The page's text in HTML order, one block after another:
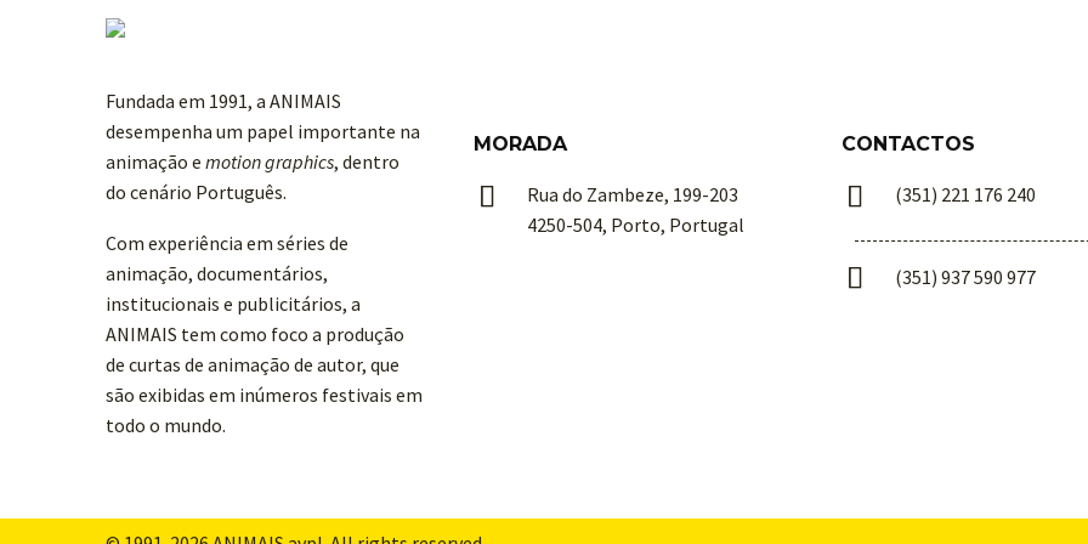
Fundada em 1991, a ANIMAIS
desempenha um papel importante na
animação e motion graphics, dentro
do cenário Português.
Com experiência em séries de
animação, documentários,
institucionais e publicitários, a
ANIMAIS tem como foco a produção
de curtas de animação de autor, que
são exibidas em inúmeros festivais em
todo o mundo.
MORADA


Rua do Zambeze, 199-203
4250-504, Porto, Portugal
CONTACTOS

 (351) 221 176 240

 (351) 937 590 977